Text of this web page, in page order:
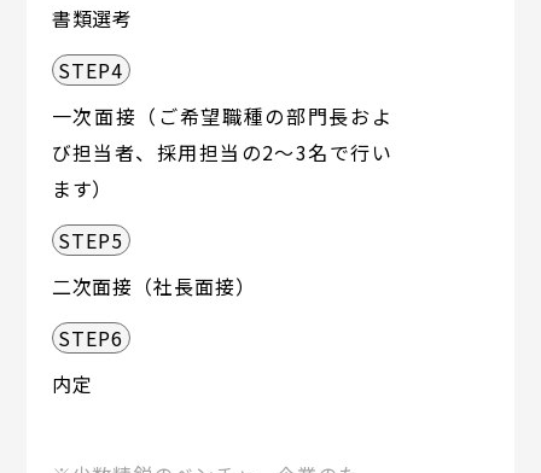
書類選考
STEP4
一次面接（ご希望職種の部門長およ
び担当者、採用担当の2～3名で行い
ます）
STEP5
二次面接（社長面接）
STEP6
内定